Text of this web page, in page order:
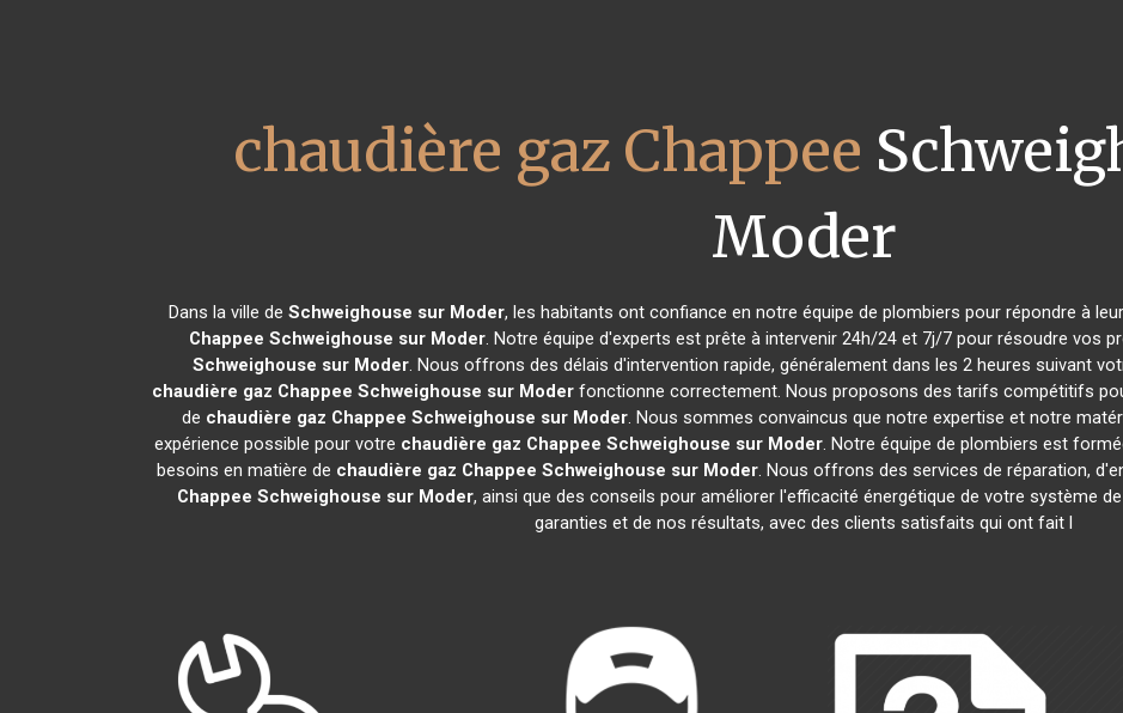
chaudière gaz Chappee
Moder
Dans la ville de Schweighouse sur Moder, les habitants ont confiance en notre équipe de plombiers pour répondre à
Chappee Schweighouse sur Moder. Notre équipe d'experts est prête à intervenir 24h/24 et 7j/7 pour résoudre vos
Schweighouse sur Moder. Nous offrons des délais d'intervention rapide, généralement dans les 2 heures suivant
chaudière gaz Chappee Schweighouse sur Moderfonctionne correctement. Nous proposons des tarifs compétitifs
de chaudière gaz Chappee Schweighouse sur Moder. Nous sommes convaincus que notre expertise et notre
expérience possible pour votre chaudière gaz Chappee Schweighouse sur Moder. Notre équipe de plombiers est
besoins en matière de chaudière gaz Chappee Schweighouse sur Moder. Nous offrons des services de réparation,
Chappee Schweighouse sur Moder, ainsi que des conseils pour améliorer l'efficacité énergétique de votre système
garanties et de nos résultats, avec des clients satisfaits qui ont fait l